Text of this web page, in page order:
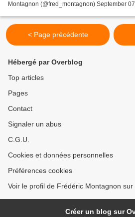
Montagnon (@fred_montagnon) September
< Page précédente
Hébergé par Overblog
Top articles
Pages
Contact
Signaler un abus
C.G.U.
Cookies et données personnelles
Préférences cookies
Voir le profil de Frédéric Montagnon
Créer un blog sur